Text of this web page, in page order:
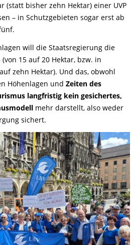
(statt bisher zehn Hektar) einer UVP
– in Schutzgebieten sogar erst ab
will die Staatsregierung die
15 auf 20 Hektar, bzw. in
zehn Hektar). Und das, obwohl
Höhenlagen und Zeiten des
langfristig kein gesichertes,
mehr darstellt, also weder
sichert.